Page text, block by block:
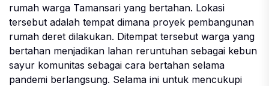
rumah warga Tamansari yang bertahan. Lokasi
tersebut adalah tempat dimana proyek pembangunan
rumah deret dilakukan. Ditempat tersebut warga yang
bertahan menjadikan lahan reruntuhan sebagai kebun
sayur komunitas sebagai cara bertahan selama
pandemi berlangsung. Selama ini untuk mencukupi